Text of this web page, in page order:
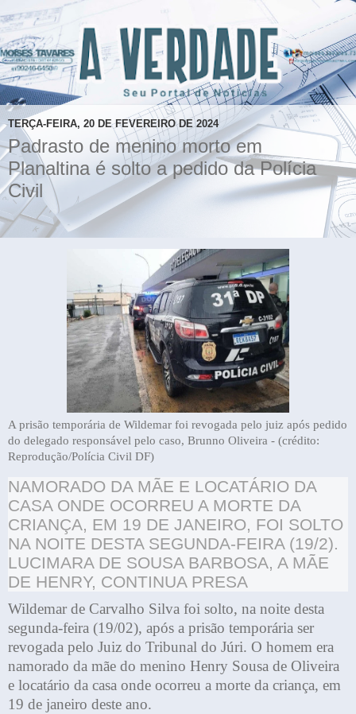
TERÇA-FEIRA, 20 DE FEVEREIRO DE 2024
Padrasto de menino morto em
Planaltina é solto a pedido da Polícia
Civil
A prisão temporária de Wildemar foi revogada pelo juiz após pedido
do delegado responsável pelo caso, Brunno Oliveira - (crédito:
Reprodução/Polícia Civil DF)
NAMORADO DA MÃE E LOCATÁRIO DA
CASA ONDE OCORREU A MORTE DA
CRIANÇA, EM 19 DE JANEIRO, FOI SOLTO
NA NOITE DESTA SEGUNDA-FEIRA (19/2).
LUCIMARA DE SOUSA BARBOSA, A MÃE
DE HENRY, CONTINUA PRESA
Wildemar de Carvalho Silva foi solto, na noite desta
segunda-feira (19/02), após a prisão temporária ser
revogada pelo Juiz do Tribunal do Júri. O homem era
namorado da mãe do menino Henry Sousa de Oliveira
e locatário da casa onde ocorreu a morte da criança, em
19 de janeiro deste ano.